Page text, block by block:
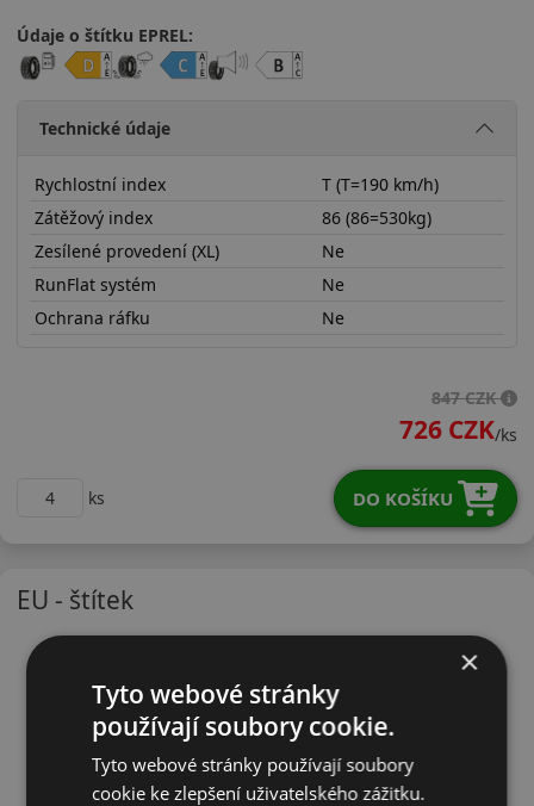
Údaje o štítku EPREL:
Technické údaje
Rychlostní index
T (T=190 km/h)
Zátěžový index
86 (86=530kg)
Zesílené provedení (XL)
Ne
RunFlat systém
Ne
Ochrana ráfku
Ne
847 CZK
726 CZK/ks
ks DO KOŠÍKU
EU - štítek
×
Tyto webové stránky
používají soubory cookie.
Tyto webové stránky používají soubory
cookie ke zlepšení uživatelského zážitku.